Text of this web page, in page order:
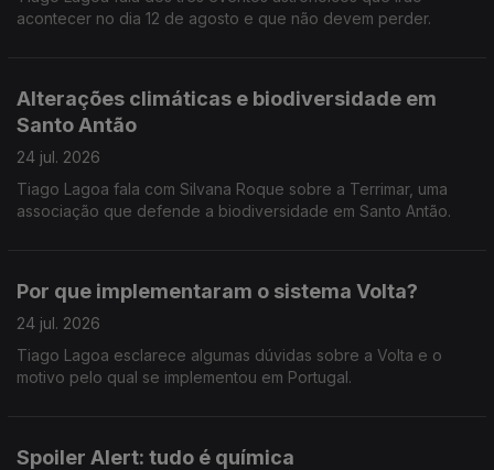
acontecer no dia 12 de agosto e que não devem perder.
Alterações climáticas e biodiversidade em
Santo Antão
24 jul. 2026
Tiago Lagoa fala com Silvana Roque sobre a Terrimar, uma
associação que defende a biodiversidade em Santo Antão.
Por que implementaram o sistema Volta?
24 jul. 2026
Tiago Lagoa esclarece algumas dúvidas sobre a Volta e o
motivo pelo qual se implementou em Portugal.
Spoiler Alert: tudo é química